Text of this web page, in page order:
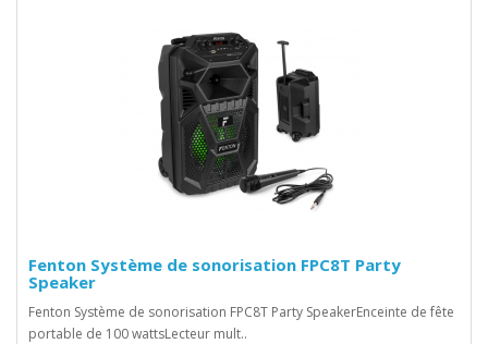
Fenton Système de sonorisation FPC8T Party
Speaker
Fenton Système de sonorisation FPC8T Party SpeakerEnceinte de fête
portable de 100 wattsLecteur mult..